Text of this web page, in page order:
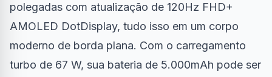
polegadas com atualização de 120Hz FHD+
AMOLED DotDisplay, tudo isso em um corpo
moderno de borda plana. Com o carregamento
turbo de 67 W, sua bateria de 5.000mAh pode ser